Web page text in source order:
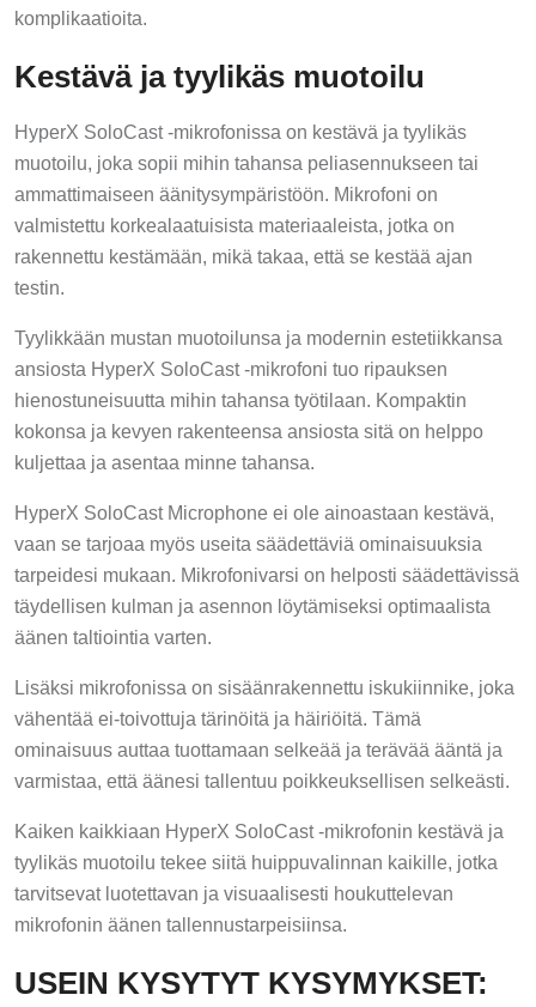
komplikaatioita.
Kestävä ja tyylikäs muotoilu
HyperX SoloCast -mikrofonissa on kestävä ja tyylikäs
muotoilu, joka sopii mihin tahansa peliasennukseen tai
ammattimaiseen äänitysympäristöön. Mikrofoni on
valmistettu korkealaatuisista materiaaleista, jotka on
rakennettu kestämään, mikä takaa, että se kestää ajan
testin.
Tyylikkään mustan muotoilunsa ja modernin estetiikkansa
ansiosta HyperX SoloCast -mikrofoni tuo ripauksen
hienostuneisuutta mihin tahansa työtilaan. Kompaktin
kokonsa ja kevyen rakenteensa ansiosta sitä on helppo
kuljettaa ja asentaa minne tahansa.
HyperX SoloCast Microphone ei ole ainoastaan kestävä,
vaan se tarjoaa myös useita säädettäviä ominaisuuksia
tarpeidesi mukaan. Mikrofonivarsi on helposti säädettävissä
täydellisen kulman ja asennon löytämiseksi optimaalista
äänen taltiointia varten.
Lisäksi mikrofonissa on sisäänrakennettu iskukiinnike, joka
vähentää ei-toivottuja tärinöitä ja häiriöitä. Tämä
ominaisuus auttaa tuottamaan selkeää ja terävää ääntä ja
varmistaa, että äänesi tallentuu poikkeuksellisen selkeästi.
Kaiken kaikkiaan HyperX SoloCast -mikrofonin kestävä ja
tyylikäs muotoilu tekee siitä huippuvalinnan kaikille, jotka
tarvitsevat luotettavan ja visuaalisesti houkuttelevan
mikrofonin äänen tallennustarpeisiinsa.
USEIN KYSYTYT KYSYMYKSET: